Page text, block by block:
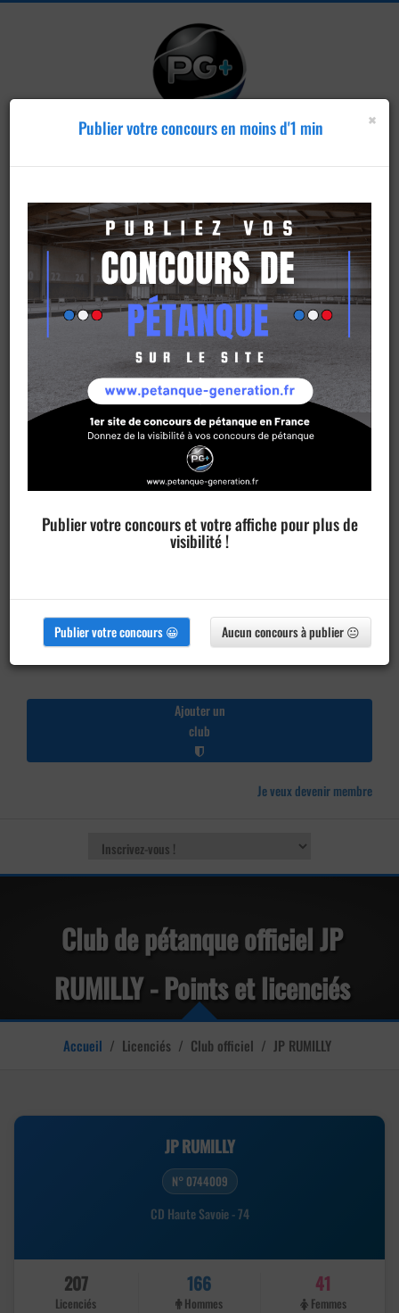
Publier un
concours
Ajouter un
club
Je veux devenir membre
Club de pétanque officiel JP
RUMILLY - Points et licenciés
Accueil / Licenciés / Club officiel / JP RUMILLY
JP RUMILLY
N° 0744009
CD Haute Savoie - 74
207
Licenciés
166
Hommes
41
Femmes
×
Publier votre concours en moins d'1 min
Publier votre concours et votre affiche pour plus de
visibilité !
Publier votre concours 😀 Aucun concours à publier 😐